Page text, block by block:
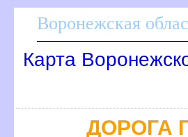
оронежская
Карта
ДОРОГА